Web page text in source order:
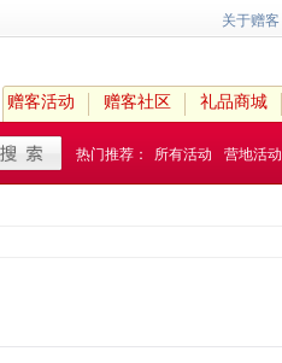
关于赠客
赠客活动 赠客社区 礼品商城
热门推荐： 所有活动 营地活动